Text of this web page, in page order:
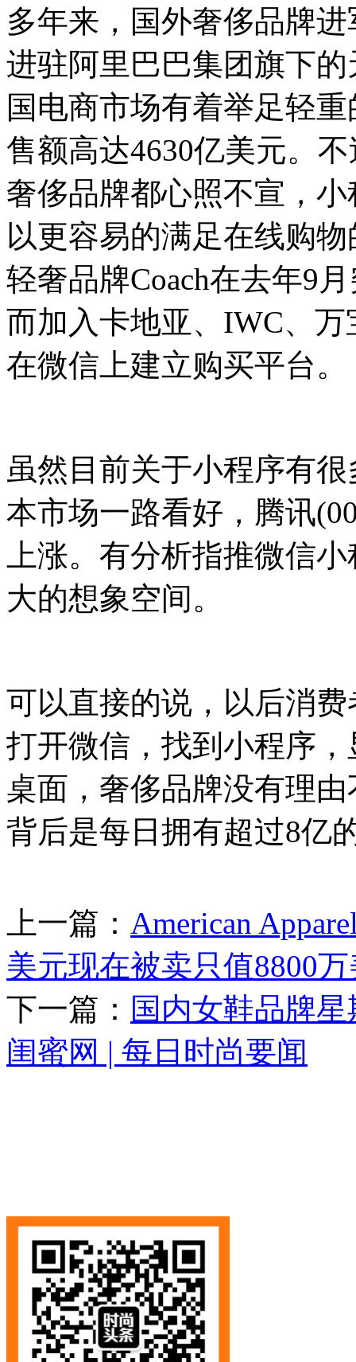
多年来，国外奢侈品牌
进驻阿里巴巴集团旗下
国电商市场有着举足轻
售额高达4630亿美元。
奢侈品牌都心照不宣，
以更容易的满足在线购
轻奢品牌Coach在去年9
而加入卡地亚、IWC、
在微信上建立购买平台。
虽然目前关于小程序有
本市场一路看好，腾讯
上涨。有分析指推微信
大的想象空间。
可以直接的说，以后消
打开微信，找到小程序
桌面，奢侈品牌没有理
背后是每日拥有超过8亿
上一篇： American
美元现在被卖只值8800
下一篇： 国内女鞋品牌
闺蜜网 | 每日时尚要闻